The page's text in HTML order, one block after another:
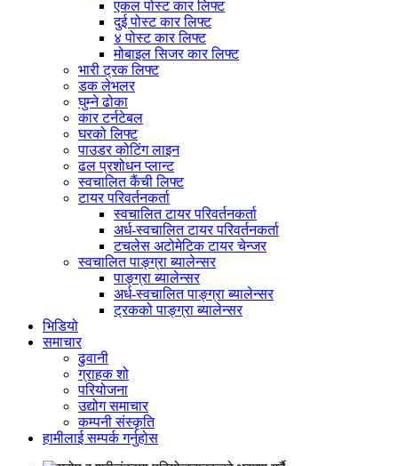
एकल पोस्ट कार लिफ्ट
दुई पोस्ट कार लिफ्ट
४ पोस्ट कार लिफ्ट
मोबाइल सिजर कार लिफ्ट
भारी ट्रक लिफ्ट
डक लेभलर
घुम्ने ढोका
कार टर्नटेबल
घरको लिफ्ट
पाउडर कोटिंग लाइन
ढल प्रशोधन प्लान्ट
स्वचालित कैंची लिफ्ट
टायर परिवर्तनकर्ता
स्वचालित टायर परिवर्तनकर्ता
अर्ध-स्वचालित टायर परिवर्तनकर्ता
टचलेस अटोमेटिक टायर चेन्जर
स्वचालित पाङ्ग्रा ब्यालेन्सर
पाङ्ग्रा ब्यालेन्सर
अर्ध-स्वचालित पाङ्ग्रा ब्यालेन्सर
ट्रकको पाङ्ग्रा ब्यालेन्सर
भिडियो
समाचार
ढुवानी
ग्राहक शो
परियोजना
उद्योग समाचार
कम्पनी संस्कृति
हामीलाई सम्पर्क गर्नुहोस